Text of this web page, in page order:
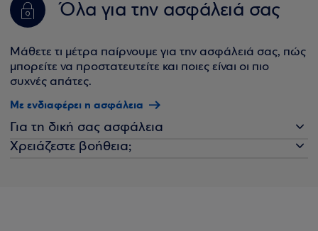
Όλα για την ασφάλειά σας
Μάθετε τι μέτρα παίρνουμε για την ασφάλειά σας, πώς
μπορείτε να προστατευτείτε και ποιες είναι οι πιο
συχνές απάτες.
Με ενδιαφέρει η ασφάλεια
Για τη δική σας ασφάλεια
Χρειάζεστε βοήθεια;